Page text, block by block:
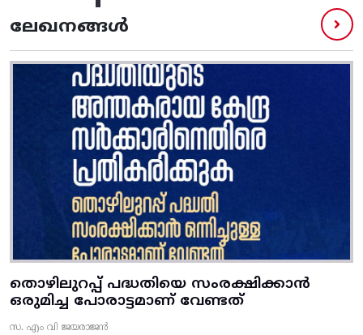
ലേഖനങ്ങൾ
തൊഴിലുറപ്പ് പദ്ധതിയെ സംരക്ഷിക്കാൻ
ഒരുമിച്ച പോരാട്ടമാണ് വേണ്ടത്
സ. എം വി ജയരാജൻ